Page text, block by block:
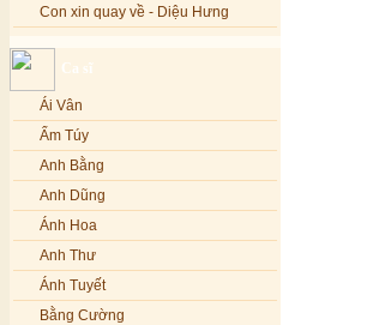
Con xin quay về - Diệu Hưng
Nếu xa Phật - Diệu Hưng
Tình Lam - Kim Khánh & Hoàng
Vĩnh
Xin cho con niềm tin - Kim Linh
Quán Âm Mẹ hiền - Kim Linh
Nhạc niệm Nam Mô A Di Đà Phật -
Kim Linh
Mẹ Từ Bi - Kim Linh
12 Lời nguyện của Bồ tát Quán Thế
Âm - Kim Linh
Ca sĩ
Ái Vân
Ẩm Túy
Anh Bằng
Anh Dũng
Ánh Hoa
Anh Thư
Ánh Tuyết
Bằng Cường